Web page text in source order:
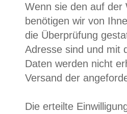
Wenn sie den auf der
benötigen wir von
die Überprüfung
Adresse sind und mit
Daten werden nicht
Versand der
Die erteilte